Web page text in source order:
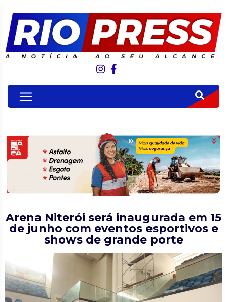
Arena Niterói será inaugurada em 15
de junho com eventos esportivos e
shows de grande porte